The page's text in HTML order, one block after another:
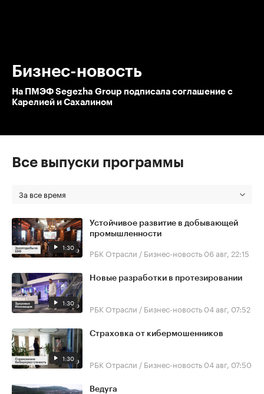
Бизнес-новость
На ПМЭФ Segezha Group подписала соглашение с
Карелией и Сахалином
Все выпуски программы
За все время
1:30
Устойчивое развитие в добывающей
промышленности
РБК Отрасли / Бизнес-новость 06 авг, 22:15
1:30
Новые разработки в протезировании
РБК Отрасли / Бизнес-новость 04 авг, 07:52
1:30
Страховка от кибермошенников
РБК Отрасли / Бизнес-новость 04 авг, 07:50
Ведуга